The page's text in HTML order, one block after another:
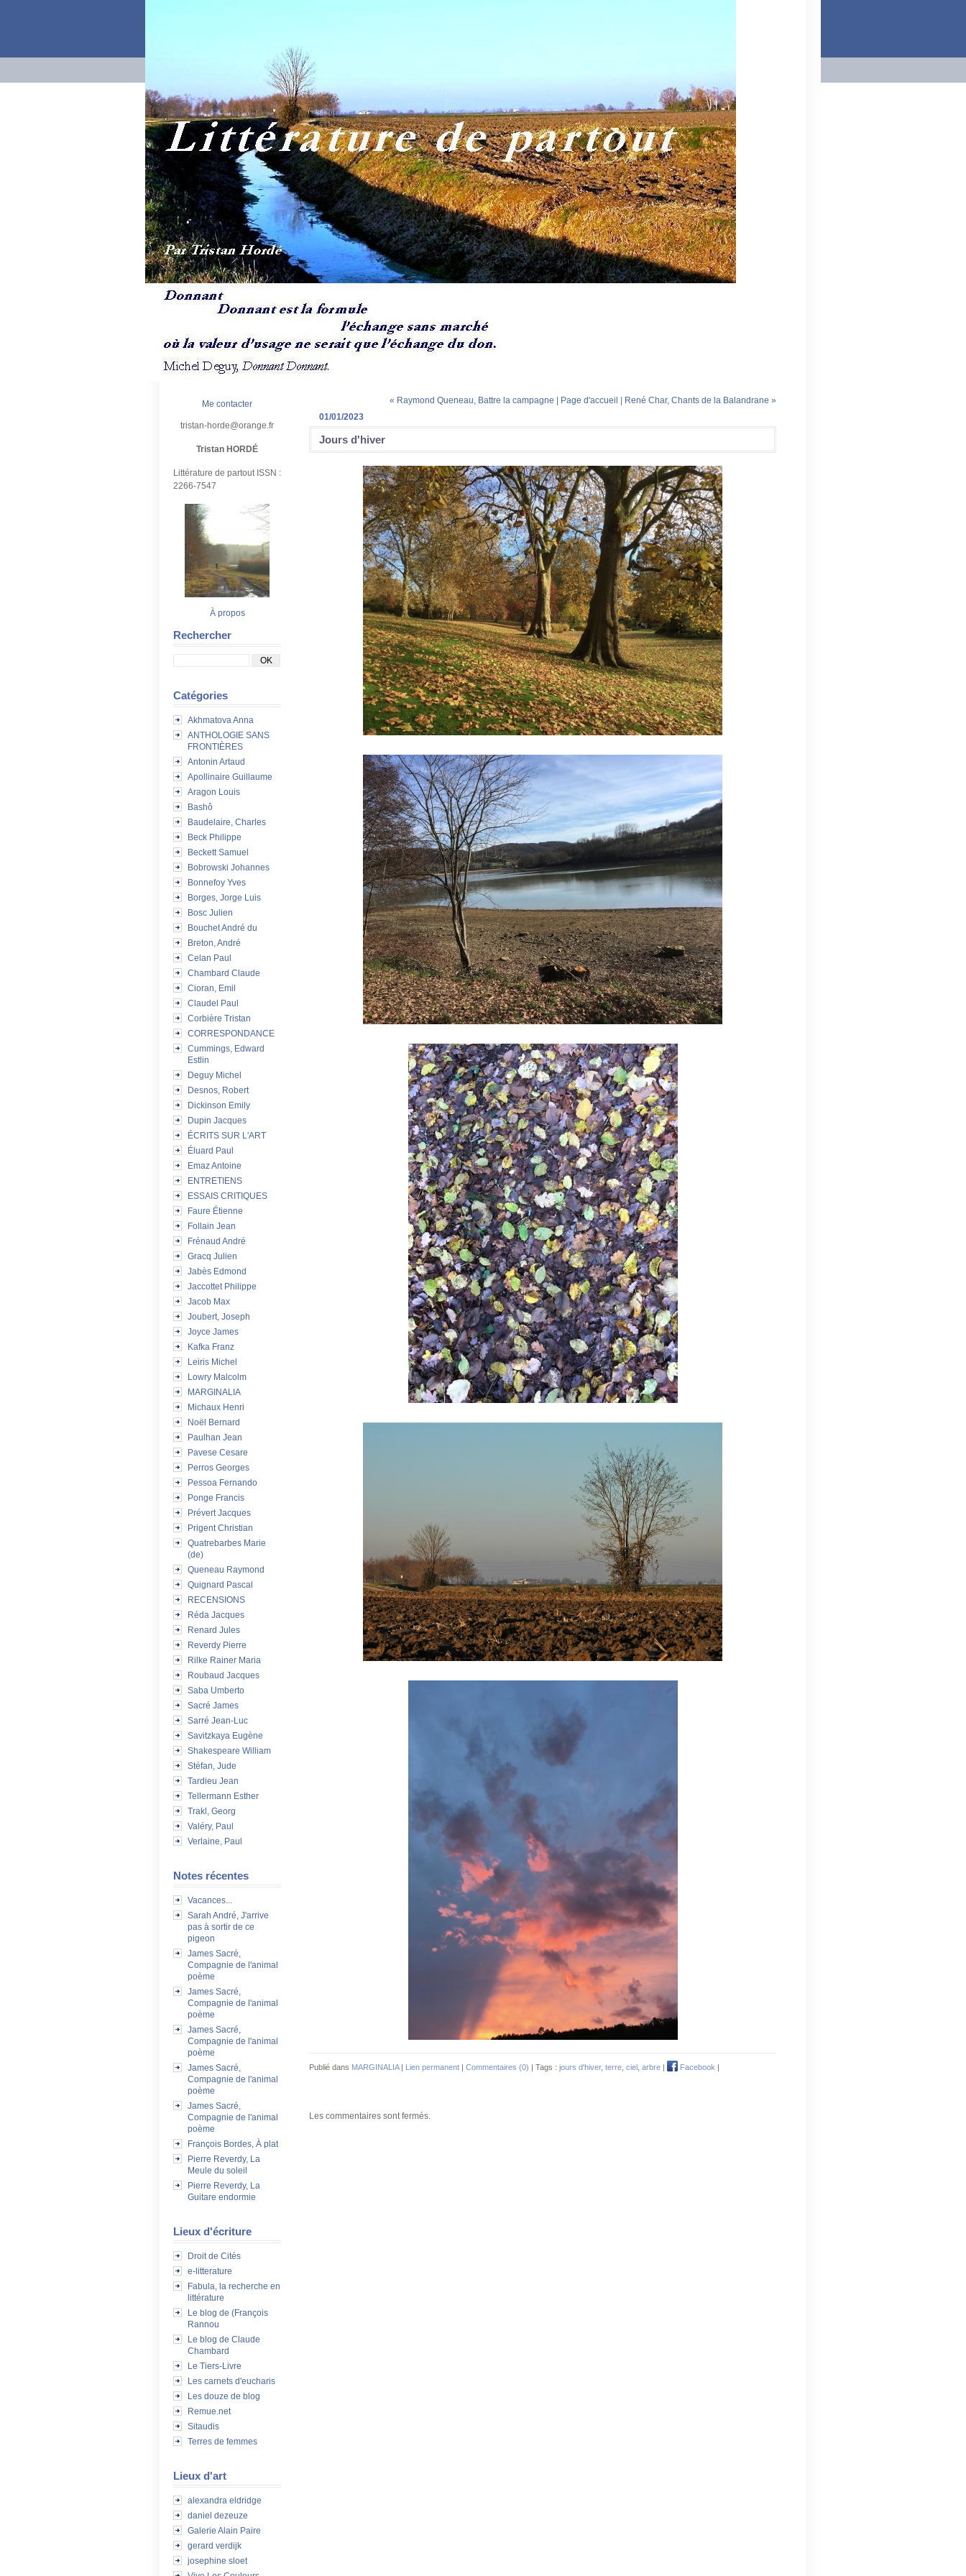
Me contacter
tristan-horde@orange.fr
Tristan HORDÉ
Littérature de partout ISSN :
2266-7547
À propos
Rechercher
Catégories
Akhmatova Anna
ANTHOLOGIE SANS
FRONTIÈRES
Antonin Artaud
Apollinaire Guillaume
Aragon Louis
Bashô
Baudelaire, Charles
Beck Philippe
Beckett Samuel
Bobrowski Johannes
Bonnefoy Yves
Borges, Jorge Luis
Bosc Julien
Bouchet André du
Breton, André
Celan Paul
Chambard Claude
Cioran, Emil
Claudel Paul
Corbière Tristan
CORRESPONDANCE
Cummings, Edward
Estlin
Deguy Michel
Desnos, Robert
Dickinson Emily
Dupin Jacques
ÉCRITS SUR L'ART
Éluard Paul
Emaz Antoine
ENTRETIENS
ESSAIS CRITIQUES
Faure Étienne
Follain Jean
Frénaud André
Gracq Julien
Jabès Edmond
Jaccottet Philippe
Jacob Max
Joubert, Joseph
Joyce James
Kafka Franz
Leiris Michel
Lowry Malcolm
MARGINALIA
Michaux Henri
Noël Bernard
Paulhan Jean
Pavese Cesare
Perros Georges
Pessoa Fernando
Ponge Francis
Prévert Jacques
Prigent Christian
Quatrebarbes Marie
(de)
Queneau Raymond
Quignard Pascal
RECENSIONS
Réda Jacques
Renard Jules
Reverdy Pierre
Rilke Rainer Maria
Roubaud Jacques
Saba Umberto
Sacré James
Sarré Jean-Luc
Savitzkaya Eugène
Shakespeare William
Stéfan, Jude
Tardieu Jean
Tellermann Esther
Trakl, Georg
Valéry, Paul
Verlaine, Paul
Notes récentes
Vacances...
Sarah André, J'arrive
pas à sortir de ce
pigeon
James Sacré,
Compagnie de l'animal
poème
James Sacré,
Compagnie de l'animal
poème
James Sacré,
Compagnie de l'animal
poème
James Sacré,
Compagnie de l'animal
poème
James Sacré,
Compagnie de l'animal
poème
François Bordes, À plat
Pierre Reverdy, La
Meule du soleil
Pierre Reverdy, La
Guitare endormie
Lieux d'écriture
Droit de Cités
e-litterature
Fabula, la recherche en
littérature
Le blog de (François
Rannou
Le blog de Claude
Chambard
Le Tiers-Livre
Les carnets d'eucharis
Les douze de blog
Remue.net
Sitaudis
Terres de femmes
Lieux d'art
alexandra eldridge
daniel dezeuze
Galerie Alain Paire
gerard verdijk
josephine sloet
« Raymond Queneau, Battre la campagne Page d'accueil
René Char, Chants de la Balandrane »
01/01/2023
Jours d'hiver
Publié dans MARGINALIA| Lien permanent | Commentaires (0) | Tags : jours d'hiver, terre ciel arbre | Facebook |
Les commentaires sont fermés.